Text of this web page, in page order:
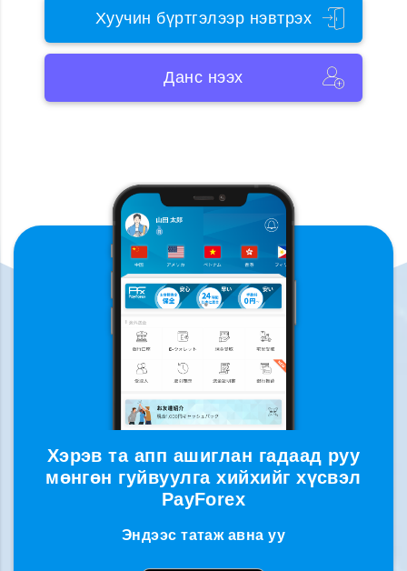
Хуучин бүртгэлээр нэвтрэх
Данс нээх
Хэрэв та апп ашиглан гадаад руу
мөнгөн гуйвуулга хийхийг хүсвэл
PayForex
Эндээс татаж авна уу